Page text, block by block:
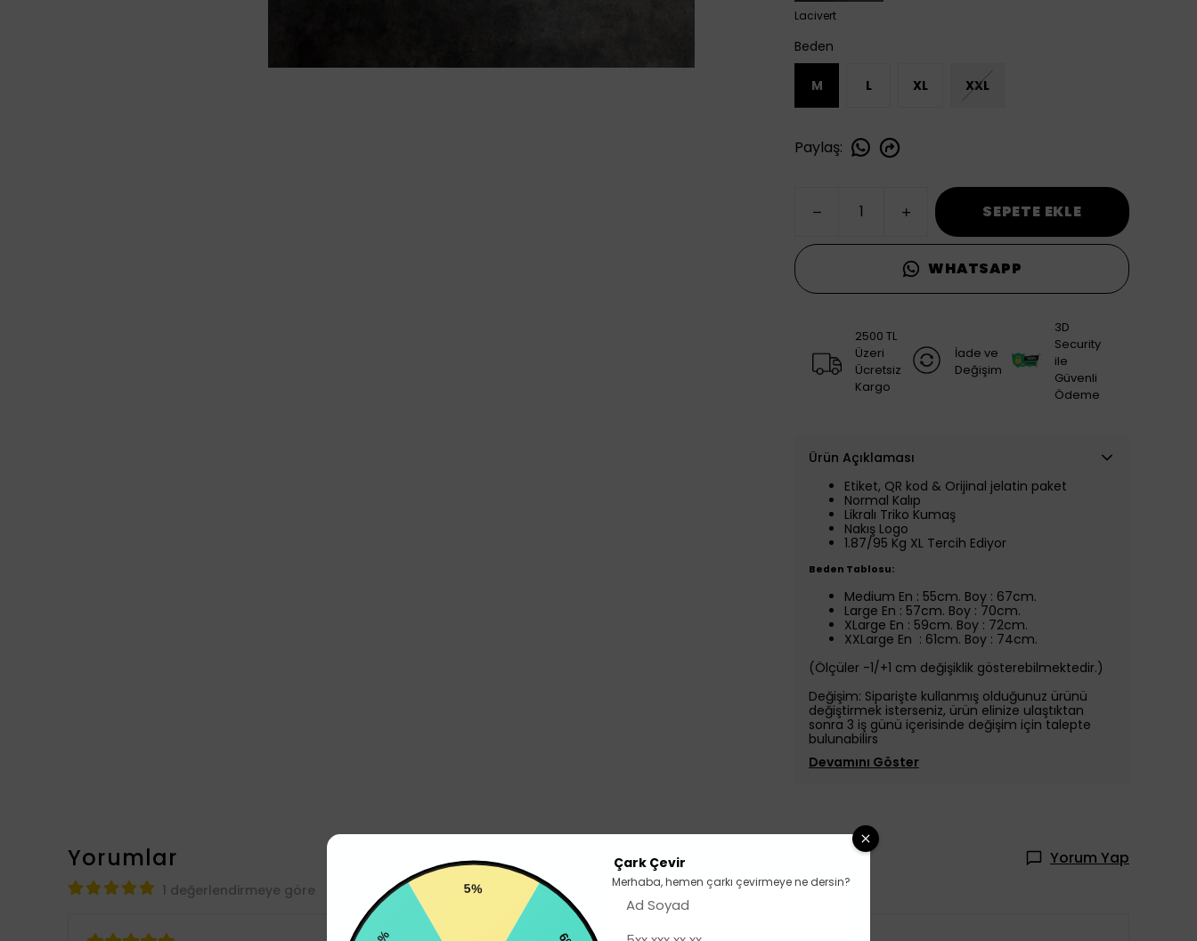
Lacivert
Beden
M L XL XXL
Paylaş:
SEPETE EKLE
WHATSAPP
2500 TL
Üzeri
Ücretsiz
Kargo
İade ve
Değişim
3D
Security
ile
Güvenli
Ödeme
Ürün Açıklaması
Etiket, QR kod & Orijinal jelatin paket
Normal Kalıp
Likralı Triko Kumaş
Nakış Logo
1.87/95 Kg XL Tercih Ediyor
Beden Tablosu:
Medium En : 55cm. Boy : 67cm.
Large En : 57cm. Boy : 70cm.
XLarge En : 59cm. Boy : 72cm.
XXLarge En : 61cm. Boy : 74cm.
(Ölçüler -1/+1 cm değişiklik gösterebilmektedir.)
Değişim: Siparişte kullanmış olduğunuz ürünü
değiştirmek isterseniz, ürün elinize ulaştıktan
sonra 3 iş günü içerisinde değişim için talepte
bulunabilirs
Devamını Göster
Yorumlar Yorum Yap
1 değerlendirmeye göre 5%
6%
Çark Çevir
Merhaba, hemen çarkı çevirmeye ne dersin?